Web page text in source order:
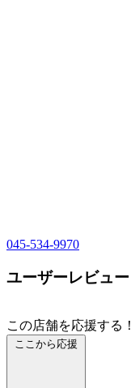
045-534-9970
ユーザーレビュー
この店舗を応援する！
ここから応援